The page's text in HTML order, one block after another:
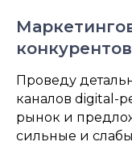
Проведу
каналов digital-
рынок и
сильные и